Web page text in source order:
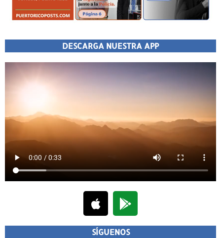
DESCARGA NUESTRA APP
SÍGUENOS